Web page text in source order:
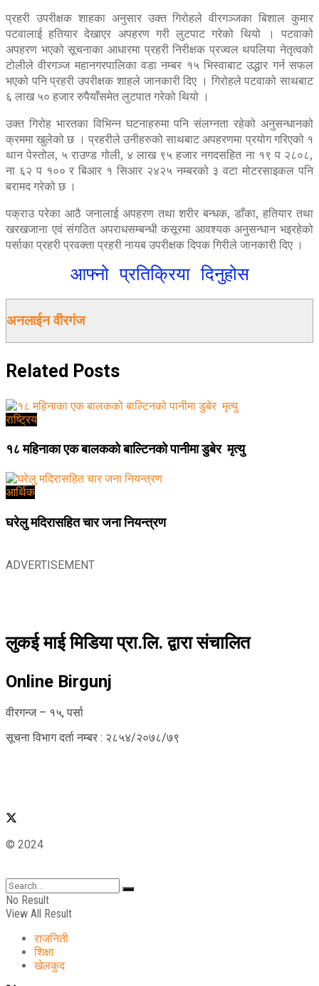
प्रहरी उपरीक्षक शाहका अनुसार उक्त गिरोहले वीरगञ्जका बिशाल कुमार
पटवालाई हतियार देखाएर अपहरण गरी लुटपाट गरेको थियो । पटवाको
अपहरण भएको सूचनाका आधारमा प्रहरी निरीक्षक प्रज्वल थपलिया नेतृत्वको
टोलीले वीरगञ्ज महानगरपालिका वडा नम्बर १५ भिस्वाबाट उद्धार गर्न सफल
भएको पनि प्रहरी उपरीक्षक शाहले जानकारी दिए । गिरोहले पटवाको साथबाट
६ लाख ५० हजार रुपैयाँसमेत लुटपात गरेको थियो ।
उक्त गिरोह भारतका विभिन्न घटनाहरुमा पनि संलग्नता रहेको अनुसन्धानको
क्रममा खुलेको छ । प्रहरीले उनीहरुको साथबाट अपहरणमा प्रयोग गरिएको १
थान पेस्तोल, ५ राउण्ड गोली, ४ लाख ९५ हजार नगदसहित ना १९ प २८०८,
ना ६२ प १०० र बिआर १ सिआर २४२५ नम्बरको ३ वटा मोटरसाइकल पनि
बरामद गरेको छ ।
पक्राउ परेका आठै जनालाई अपहरण तथा शरीर बन्धक, डाँका, हतियार तथा
खरखजाना एवं संगठित अपराधसम्बन्धी कसूरमा आवश्यक अनुसन्धान भइरहेको
पर्साका प्रहरी प्रवक्ता प्रहरी नायब उपरीक्षक दिपक गिरीले जानकारी दिए ।
आफ्नो प्रतिक्रिया दिनुहोस
अनलाईन वीरगंज
Related Posts
राष्ट्रिय
१८ महिनाका एक बालकको बाल्टिनको पानीमा डुबेर मृत्यु
आर्थिक
घरेलु मदिरासहित चार जना नियन्त्रण
ADVERTISEMENT
लुकई माई मिडिया प्रा.लि. द्वारा संचालित
Online Birgunj
वीरगन्ज – १५, पर्सा
सूचना विभाग दर्ता नम्बर : २८५४/२०७८/७९
© 2024
No Result
View All Result
राजनिती
शिक्षा
खेलकुद